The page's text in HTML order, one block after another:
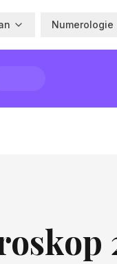
Numerologie